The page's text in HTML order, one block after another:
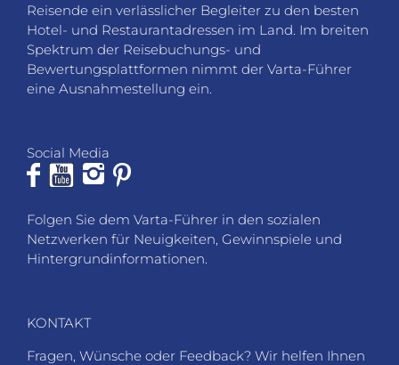
Reisende ein verlässlicher Begleiter zu den besten
Hotel- und Restaurantadressen im Land. Im breiten
Spektrum der Reisebuchungs- und
Bewertungsplattformen nimmt der Varta-Führer
eine Ausnahmestellung ein.
Social Media
Folgen Sie dem Varta-Führer in den sozialen
Netzwerken für Neuigkeiten, Gewinnspiele und
Hintergrundinformationen.
KONTAKT
Fragen, Wünsche oder Feedback? Wir helfen Ihnen